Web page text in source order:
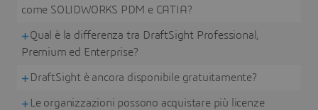
come SOLIDWORKS PDM e CATIA?
Qual è la differenza tra DraftSight Professional,
Premium ed Enterprise?
DraftSight è ancora disponibile gratuitamente?
Le organizzazioni possono acquistare più licenze